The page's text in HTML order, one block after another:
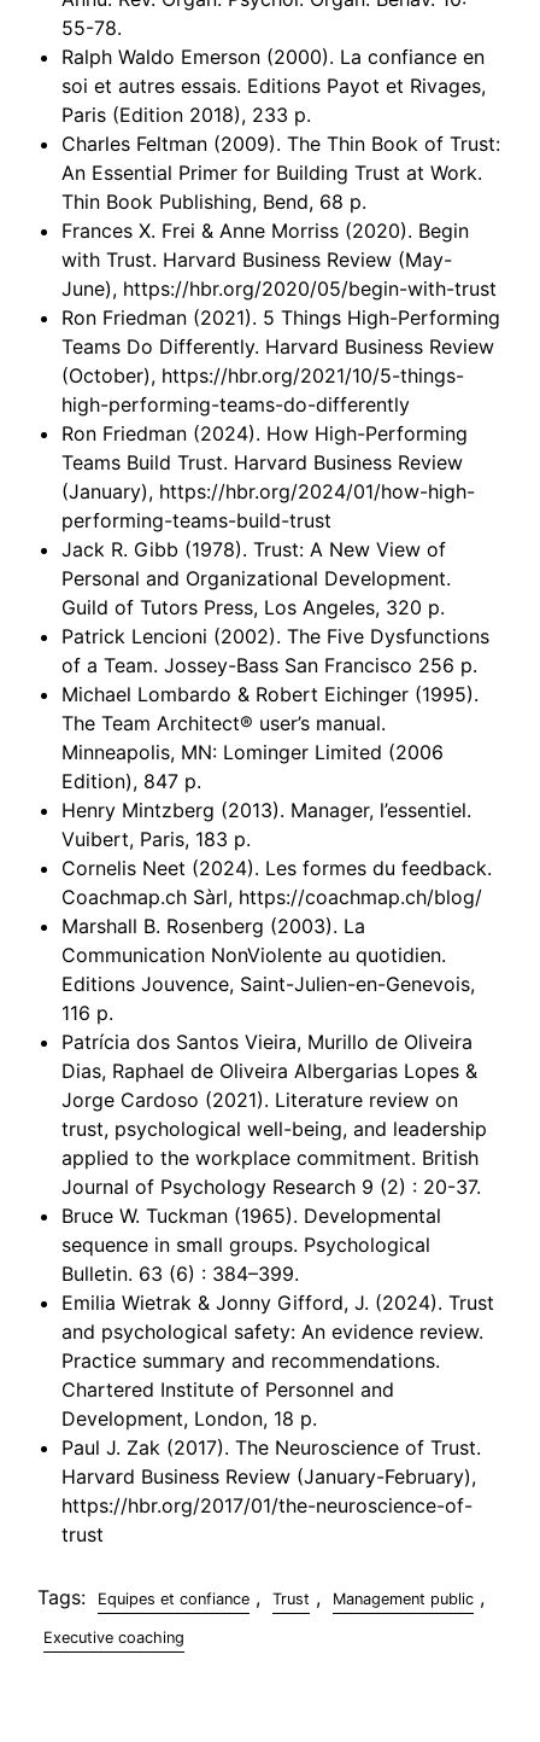
55-78.
Ralph Waldo Emerson (2000). La confiance en
soi et autres essais. Editions Payot et Rivages,
Paris (Edition 2018), 233 p.
Charles Feltman (2009). The Thin Book of Trust:
An Essential Primer for Building Trust at Work.
Thin Book Publishing, Bend, 68 p.
Frances X. Frei & Anne Morriss (2020). Begin
with Trust. Harvard Business Review (May-
June), https://hbr.org/2020/05/begin-with-trust
Ron Friedman (2021). 5 Things High-Performing
Teams Do Differently. Harvard Business Review
(October), https://hbr.org/2021/10/5-things-
high-performing-teams-do-differently
Ron Friedman (2024). How High-Performing
Teams Build Trust. Harvard Business Review
(January), https://hbr.org/2024/01/how-high-
performing-teams-build-trust
Jack R. Gibb (1978). Trust: A New View of
Personal and Organizational Development.
Guild of Tutors Press, Los Angeles, 320 p.
Patrick Lencioni (2002). The Five Dysfunctions
of a Team. Jossey-Bass San Francisco 256 p.
Michael Lombardo & Robert Eichinger (1995).
The Team Architect® user’s manual.
Minneapolis, MN: Lominger Limited (2006
Edition), 847 p.
Henry Mintzberg (2013). Manager, l’essentiel.
Vuibert, Paris, 183 p.
Cornelis Neet (2024). Les formes du feedback.
Coachmap.ch Sàrl, https://coachmap.ch/blog/
Marshall B. Rosenberg (2003). La
Communication NonViolente au quotidien.
Editions Jouvence, Saint-Julien-en-Genevois,
116 p.
Patrícia dos Santos Vieira, Murillo de Oliveira
Dias, Raphael de Oliveira Albergarias Lopes &
Jorge Cardoso (2021). Literature review on
trust, psychological well-being, and leadership
applied to the workplace commitment. British
Journal of Psychology Research 9 (2) : 20-37.
Bruce W. Tuckman (1965). Developmental
sequence in small groups. Psychological
Bulletin. 63 (6) : 384–399.
Emilia Wietrak & Jonny Gifford, J. (2024). Trust
and psychological safety: An evidence review.
Practice summary and recommendations.
Chartered Institute of Personnel and
Development, London, 18 p.
Paul J. Zak (2017). The Neuroscience of Trust.
Harvard Business Review (January-February),
https://hbr.org/2017/01/the-neuroscience-of-
trust
Tags: Equipes et confiance , Trust , Management public ,
Executive coaching